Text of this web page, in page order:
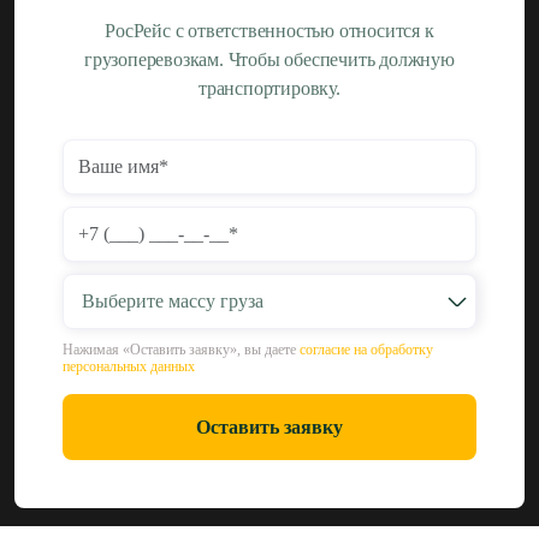
РосРейс с ответственностью относится к
грузоперевозкам. Чтобы обеспечить должную
транспортировку.
Выберите массу груза
Нажимая «Оставить заявку», вы даете согласие на обработку
персональных данных
Оставить заявку